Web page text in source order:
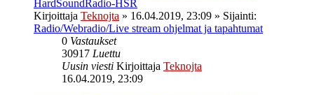
HardSoundRadio-HSR
Kirjoittaja Teknojta » 16.04.2019, 23:09 » Sijainti:
Radio/Webradio/Live stream ohjelmat ja tapahtumat
0 Vastaukset
30917 Luettu
Uusin viesti Kirjoittaja Teknojta
16.04.2019, 23:09